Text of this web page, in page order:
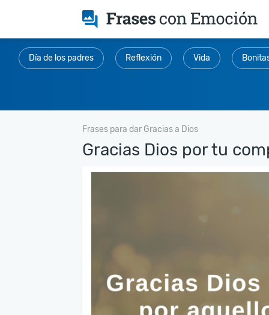
Día de los padres Reflexión Vida
Frases para dar Gracias a Dios
Gracias Dios por tu